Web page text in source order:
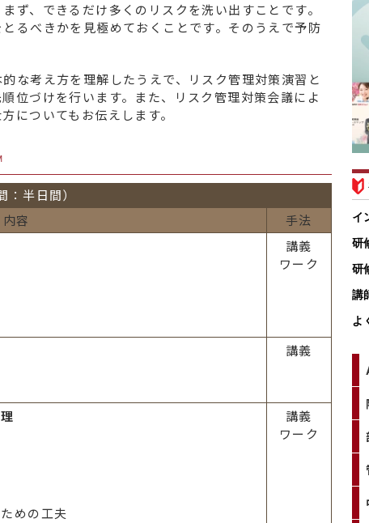
ず、できるだけ多くのリスクを洗い出すことです。
るべきかを見極めておくことです。そのうえで予防
な考え方を理解したうえで、リスク管理対策演習と
位づけを行います。また、リスク管理対策会議によ
についてもお伝えします。
半日間）
内容
手法
講義
ワーク
講義
めの工夫
講義
ワーク
インソースブログ「東へ西
へ」
コラム「調べる時間を短縮する
イ
研
研
講
よ